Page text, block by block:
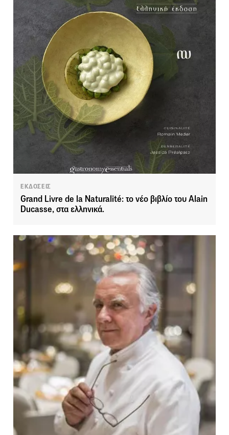
ΕΚΔΟΣΕΙΣ
Grand Livre de la Naturalité: το νέο βιβλίο του Alain
Ducasse, στα ελληνικά.